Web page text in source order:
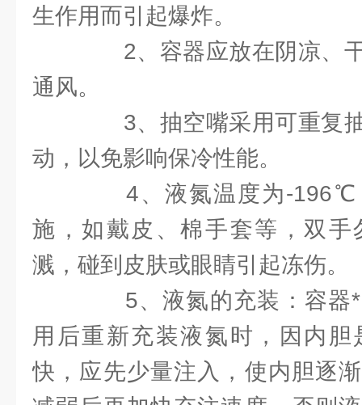
生作用而引起爆炸。
2、容器应放在阴凉、干
通风。
3、抽空嘴采用可重复抽
动，以免影响保冷性能。
4、液氮温度为-196℃
施，如戴皮、棉手套等，双手
溅，碰到皮肤或眼睛引起冻伤。
5、液氮的充装：容器*
用后重新充装液氮时，因内
快，应先少量注入，使内胆逐